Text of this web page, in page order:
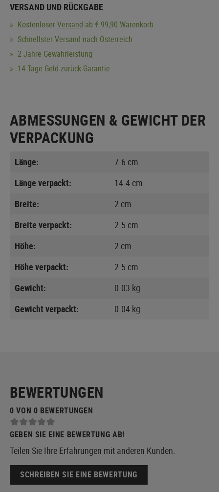
VERSAND UND RÜCKGABE
KostenloserVersand ab € 99,90 Warenkorb
Schnellster Versand nach Österreich
2 Jahre Gewährleistung
14 Tage Geld-zurück-Garantie
ABMESSUNGEN & GEWICHT DER
VERPACKUNG
Länge:
7.6 cm
Länge verpackt:
14.4 cm
Breite:
2 cm
Breite verpackt:
2.5 cm
Höhe:
2 cm
Höhe verpackt:
2.5 cm
Gewicht:
0.03 kg
Gewicht verpackt:
0.04 kg
BEWERTUNGEN
0 VON 0 BEWERTUNGEN
GEBEN SIE EINE BEWERTUNG AB!
Teilen Sie Ihre Erfahrungen mit anderen Kunden.
SCHREIBEN SIE EINE BEWERTUNG